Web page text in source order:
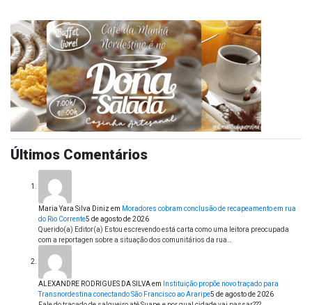
Últimos Comentários
Maria Yara Silva Dinizem Moradores cobram conclusão de recapeamento em rua
do Rio Corrente5 de agosto de 2026
Querido(a) Editor(a) Estou escrevendo está carta como uma leitora preocupada
com a reportagen sobre a situação dos comunitários da rua…
ALEXANDRE RODRIGUES DA SILVAem
Instituição propõe novo traçado para
Transnordestina conectando São Francisco ao Araripe5 de agosto de 2026